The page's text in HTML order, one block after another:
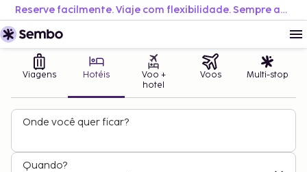
Reserve facilmente. Viaje com flexibilidade. Sempre ao melhor preço.
Viagens Hotéis
Voo +
hotel
Voos Multi-stop
Onde você quer ficar?
Quando?